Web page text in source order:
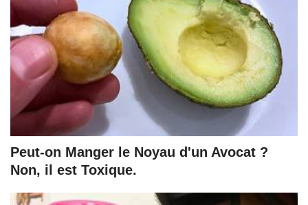
Peut-on Manger le Noyau d'un Avocat ?
Non, il est Toxique.